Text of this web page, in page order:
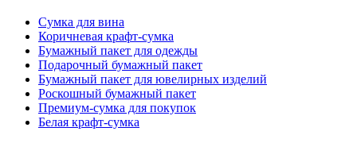
Сумка для вина
Коричневая крафт-сумка
Бумажный пакет для одежды
Подарочный бумажный пакет
Бумажный пакет для ювелирных изделий
Роскошный бумажный пакет
Премиум-сумка для покупок
Белая крафт-сумка